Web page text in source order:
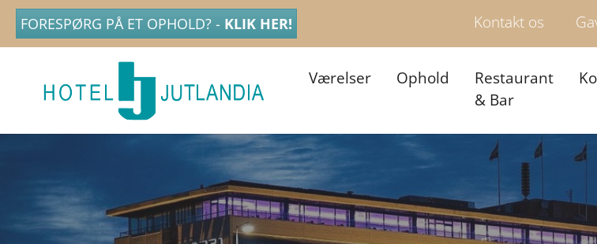
FORESPØRG PÅ ET OPHOLD? - KLIK HER! Kontakt os
Værelser Ophold
Restaurant
& Bar